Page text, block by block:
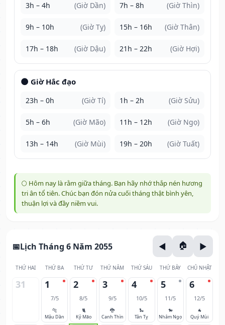
3h – 4h (Giờ Dần) 7h – 8h (Giờ Thìn)
9h – 10h (Giờ Tỵ) 15h – 16h (Giờ Thân)
17h – 18h (Giờ Dậu) 21h – 22h (Giờ Hợi)
🌑 Giờ Hắc đạo
23h – 0h (Giờ Tí) 1h – 2h (Giờ Sửu)
5h – 6h (Giờ Mão) 11h – 12h (Giờ Ngọ)
13h – 14h (Giờ Mùi) 19h – 20h (Giờ Tuất)
🌕 Hôm nay là rằm giữa tháng. Bạn hãy nhớ thắp nén hương
tri ân tổ tiên. Chúc bạn đón nửa cuối tháng thật bình yên,
thuận lợi và đầy niềm vui.
Lịch Tháng 6 Năm 2055
THỨ HAI THỨ BA THỨ TƯ THỨ NĂM THỨ SÁU THỨ BẢY CHỦ NHẬT
31 1
7/5
🐅
Mậu Dần
2
8/5
🐈
Kỷ Mão
3
9/5
🐉
Canh Thìn
4
10/5
🐍
Tân Tỵ
5
11/5
🐎
Nhâm Ngọ
6
12/5
🐐
Quý Mùi